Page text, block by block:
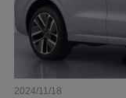
2024/11/18